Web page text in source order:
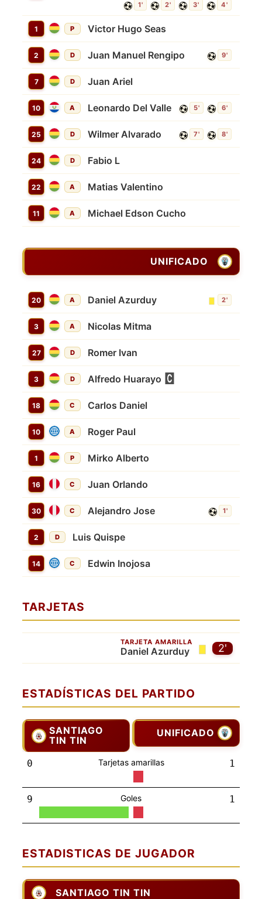
1' 2' 3' 4'
1 P Victor Hugo Seas
2 D Juan Manuel Rengipo 9'
7 D Juan Ariel
10 A Leonardo Del Valle 5' 6'
25 D Wilmer Alvarado 7' 8'
24 D Fabio L
22 A Matias Valentino
11 A Michael Edson Cucho
UNIFICADO
20 A Daniel Azurduy 2'
3 A Nicolas Mitma
27 D Romer Ivan
3 D Alfredo Huarayo
18 C Carlos Daniel
10 A Roger Paul
1 P Mirko Alberto
16 C Juan Orlando
30 C Alejandro Jose 1'
2 D Luis Quispe
14 C Edwin Inojosa
TARJETAS
2'
TARJETA AMARILLA
Daniel Azurduy
ESTADÍSTICAS DEL PARTIDO
SANTIAGO
TIN TIN
UNIFICADO
0 Tarjetas amarillas 1
9 Goles 1
ESTADISTICAS DE JUGADOR
SANTIAGO TIN TIN